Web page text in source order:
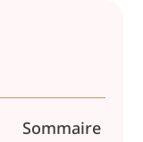
Sommaire